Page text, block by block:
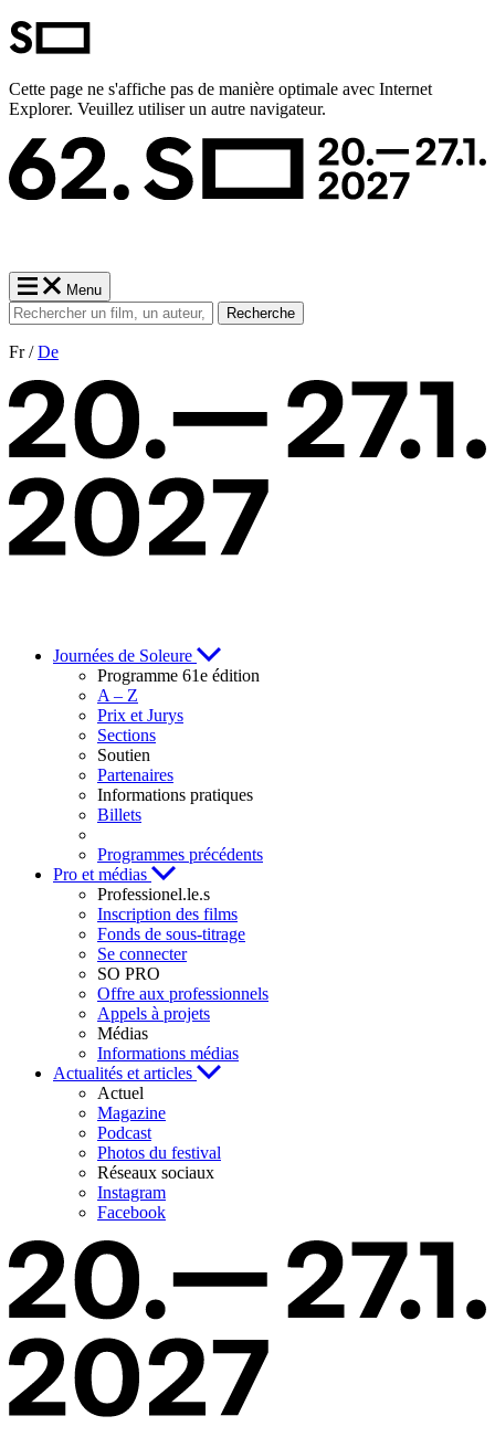
Cette page ne s'affiche pas de manière optimale avec Internet
Explorer. Veuillez utiliser un autre navigateur.
Menu
Recherche
Fr /De
Journées de Soleure
Programme 61e édition
A – Z
Prix et Jurys
Sections
Soutien
Partenaires
Informations pratiques
Billets
Programmes précédents
Pro et médias
Professionel.le.s
Inscription des films
Fonds de sous-titrage
Se connecter
SO PRO
Offre aux professionnels
Appels à projets
Médias
Informations médias
Actualités et articles
Actuel
Magazine
Podcast
Photos du festival
Réseaux sociaux
Instagram
Facebook